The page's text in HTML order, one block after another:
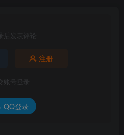
后发表评论
注册
账号登录
QQ登录